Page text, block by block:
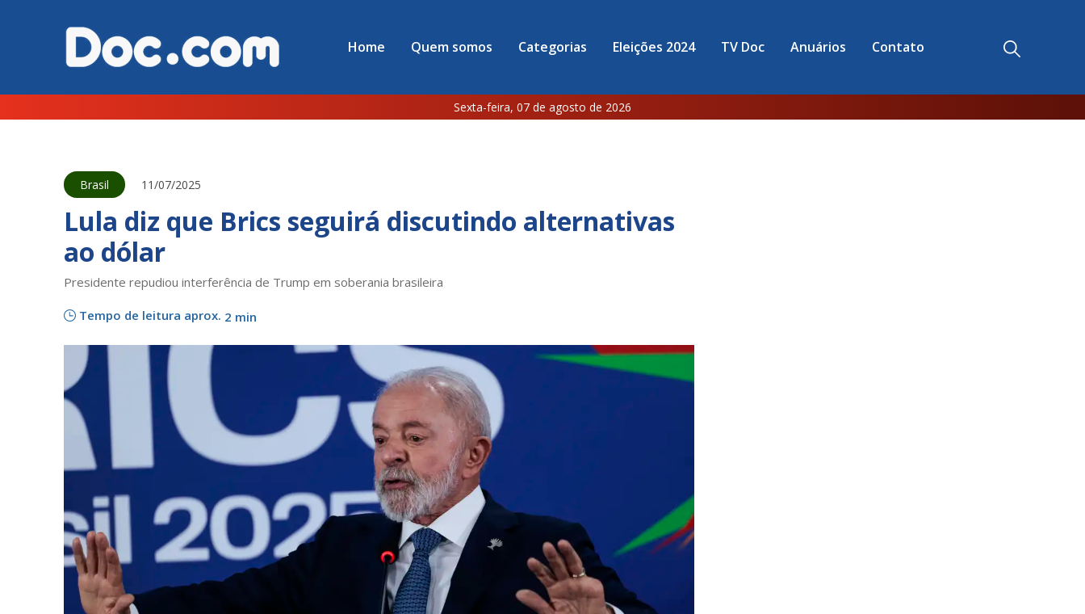
Home Quem somos Categorias Eleições 2024 TV Doc Anuários Contato
Sexta-feira, 07 de agosto de 2026
Brasil 11/07/2025
Lula diz que Brics seguirá discutindo alternativas
ao dólar
Presidente repudiou interferência de Trump em soberania brasileira
Tempo de leitura aprox. 2 min